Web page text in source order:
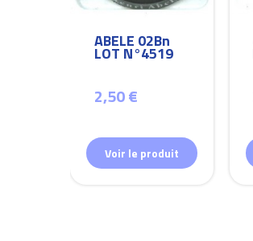
ABELE 02Bn
LOT N°4519
2,50 €
Voir le produit